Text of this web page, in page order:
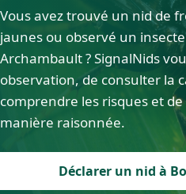
Vous avez trouvé un nid de
jaunes ou observé un
Archambault ? SignalNids
observation, de consulter la
comprendre les risques et
manière raisonnée.
Déclarer un nid à